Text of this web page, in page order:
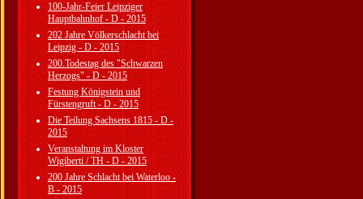
100-Jahr-Feier Leipziger
Hauptbahnhof - D - 2015
202 Jahre Völkerschlacht bei
Leipzig - D - 2015
200.Todestag des "Schwarzen
Herzogs" - D - 2015
Festung Königstein und
Fürstengruft - D - 2015
Die Teilung Sachsens 1815 - D -
2015
Veranstaltung im Kloster
Wigiberti / TH - D - 2015
200 Jahre Schlacht bei Waterloo -
B - 2015